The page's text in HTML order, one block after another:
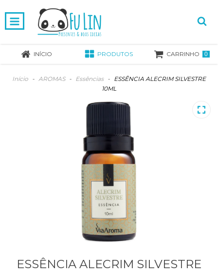
INÍCIO PRODUTOS CARRINHO 0
Início - AROMAS - Essências - ESSÊNCIA ALECRIM SILVESTRE
10ML
ESSÊNCIA ALECRIM SILVESTRE